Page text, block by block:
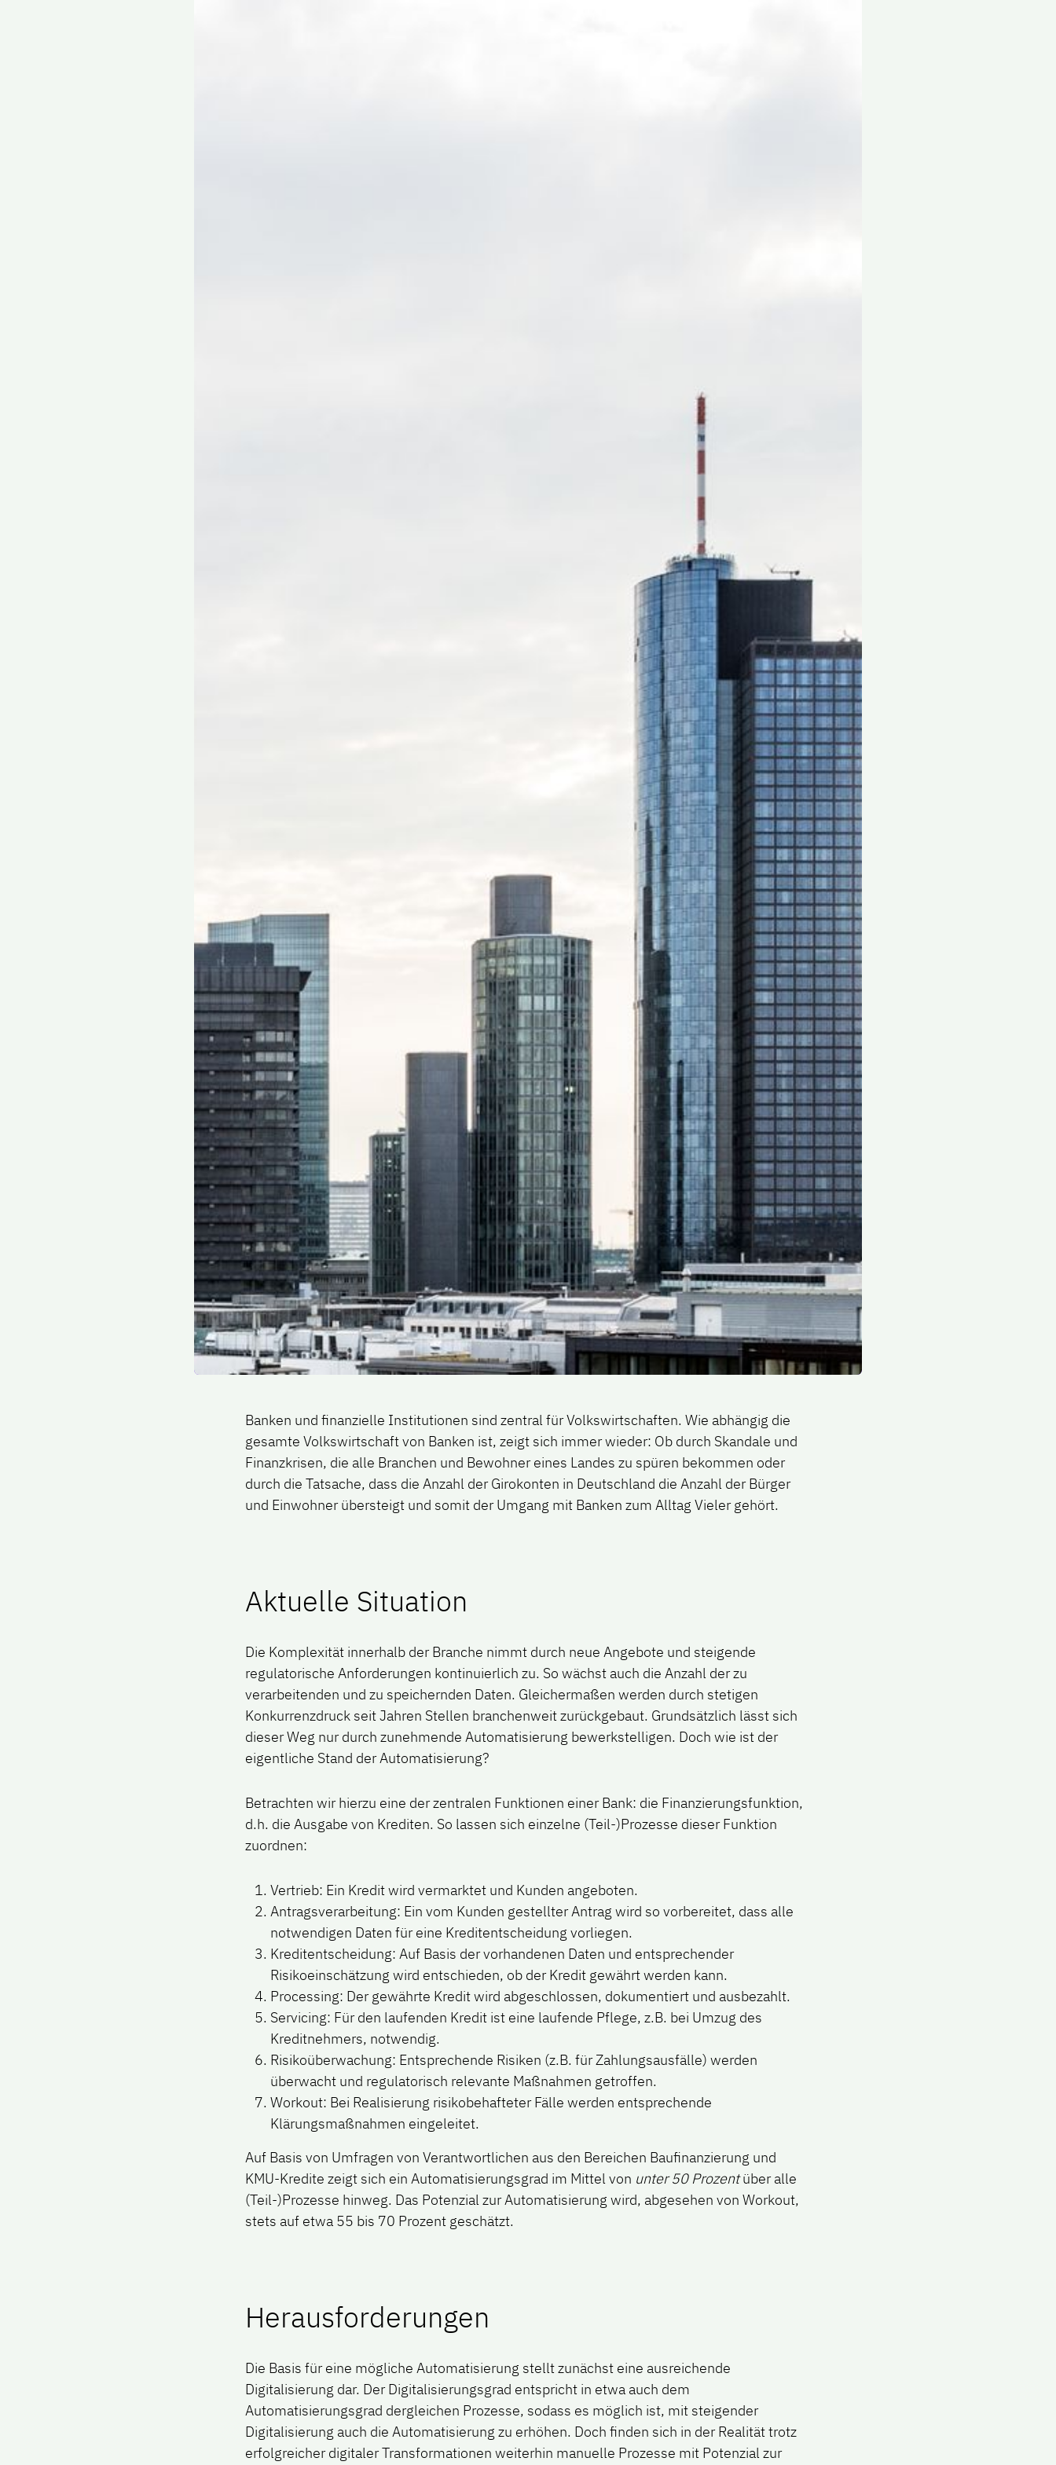
Banken und finanzielle Institutionen sind zentral für Volkswirtschaften. Wie abhängig die
gesamte Volkswirtschaft von Banken ist, zeigt sich immer wieder: Ob durch Skandale und
Finanzkrisen, die alle Branchen und Bewohner eines Landes zu spüren bekommen oder
durch die Tatsache, dass die Anzahl der Girokonten in Deutschland die Anzahl der Bürger
und Einwohner übersteigt und somit der Umgang mit Banken zum Alltag Vieler gehört.
Aktuelle Situation
Die Komplexität innerhalb der Branche nimmt durch neue Angebote und steigende
regulatorische Anforderungen kontinuierlich zu. So wächst auch die Anzahl der zu
verarbeitenden und zu speichernden Daten. Gleichermaßen werden durch stetigen
Konkurrenzdruck seit Jahren Stellen branchenweit zurückgebaut. Grundsätzlich lässt sich
dieser Weg nur durch zunehmende Automatisierung bewerkstelligen. Doch wie ist der
eigentliche Stand der Automatisierung?
Betrachten wir hierzu eine der zentralen Funktionen einer Bank: die Finanzierungsfunktion,
d.h. die Ausgabe von Krediten. So lassen sich einzelne (Teil-)Prozesse dieser Funktion
zuordnen:
Vertrieb: Ein Kredit wird vermarktet und Kunden angeboten.
Antragsverarbeitung: Ein vom Kunden gestellter Antrag wird so vorbereitet, dass alle
notwendigen Daten für eine Kreditentscheidung vorliegen.
Kreditentscheidung: Auf Basis der vorhandenen Daten und entsprechender
Risikoeinschätzung wird entschieden, ob der Kredit gewährt werden kann.
Processing: Der gewährte Kredit wird abgeschlossen, dokumentiert und ausbezahlt.
Servicing: Für den laufenden Kredit ist eine laufende Pflege, z.B. bei Umzug des
Kreditnehmers, notwendig.
Risikoüberwachung: Entsprechende Risiken (z.B. für Zahlungsausfälle) werden
überwacht und regulatorisch relevante Maßnahmen getroffen.
Workout: Bei Realisierung risikobehafteter Fälle werden entsprechende
Klärungsmaßnahmen eingeleitet.
Auf Basis von Umfragen von Verantwortlichen aus den Bereichen Baufinanzierung und
KMU-Kredite zeigt sich ein Automatisierungsgrad im Mittel von unter 50 Prozentüber alle
(Teil-)Prozesse hinweg. Das Potenzial zur Automatisierung wird, abgesehen von Workout,
stets auf etwa 55 bis 70 Prozent geschätzt.
Herausforderungen
Die Basis für eine mögliche Automatisierung stellt zunächst eine ausreichende
Digitalisierung dar. Der Digitalisierungsgrad entspricht in etwa auch dem
Automatisierungsgrad dergleichen Prozesse, sodass es möglich ist, mit steigender
Digitalisierung auch die Automatisierung zu erhöhen. Doch finden sich in der Realität trotz
erfolgreicher digitaler Transformationen weiterhin manuelle Prozesse mit Potenzial zur